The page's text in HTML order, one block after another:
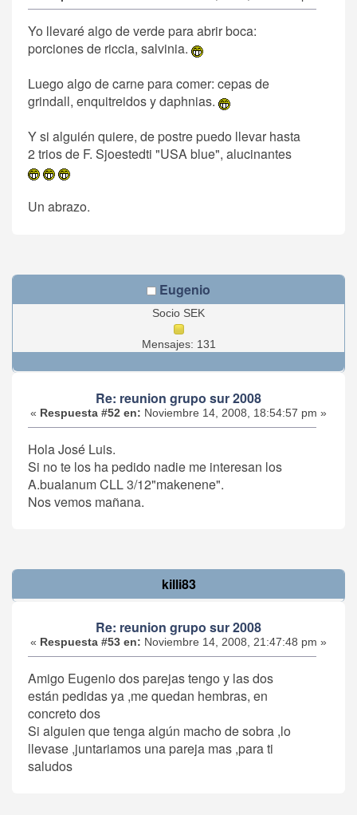
Yo llevaré algo de verde para abrir boca:
porciones de riccia, salvinia.
Luego algo de carne para comer: cepas de
grindall, enquitreidos y daphnias.
Y si alguién quiere, de postre puedo llevar hasta
2 trios de F. Sjoestedti "USA blue", alucinantes
Un abrazo.
Eugenio
Socio SEK
Mensajes: 131
Re: reunion grupo sur 2008
« Respuesta #52 en: Noviembre 14, 2008, 18:54:57 pm »
Hola José Luis.
Si no te los ha pedido nadie me interesan los
A.bualanum CLL 3/12"makenene".
Nos vemos mañana.
killi83
Re: reunion grupo sur 2008
« Respuesta #53 en: Noviembre 14, 2008, 21:47:48 pm »
Amigo Eugenio dos parejas tengo y las dos
están pedidas ya ,me quedan hembras, en
concreto dos
Si alguien que tenga algún macho de sobra ,lo
llevase ,juntariamos una pareja mas ,para ti
saludos